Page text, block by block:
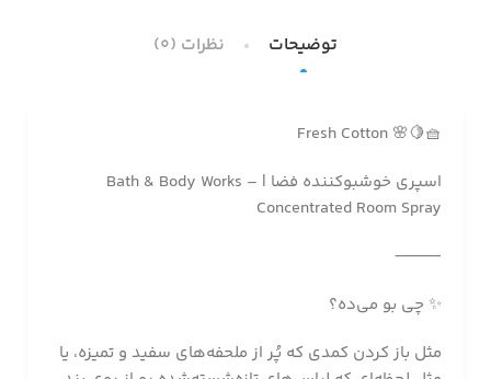
توضیحات نظرات (0)
🧺🍋🌸 Fresh Cotton
اسپری خوشبوکننده فضا | Bath & Body Works –
Concentrated Room Spray
⸻
✨ چی بو می‌ده؟
مثل باز کردن کمدی که پُر از ملحفه‌های سفید و تمیزه، یا